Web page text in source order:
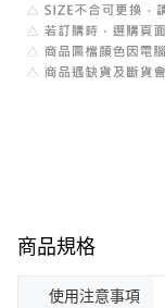
商品規格
使用注意事項